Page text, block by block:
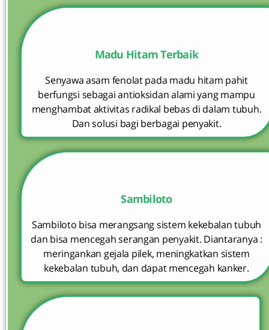
Madu Hitam Terbaik
Senyawa asam fenolat pada madu hitam pahit
berfungsi sebagai antioksidan alami yang mampu
menghambat aktivitas radikal bebas di dalam tubuh.
Dan solusi bagi berbagai penyakit.
Sambiloto
Sambiloto bisa merangsang sistem kekebalan tubuh
dan bisa mencegah serangan penyakit. Diantaranya :
meringankan gejala pilek, meningkatkan sistem
kekebalan tubuh, dan dapat mencegah kanker.